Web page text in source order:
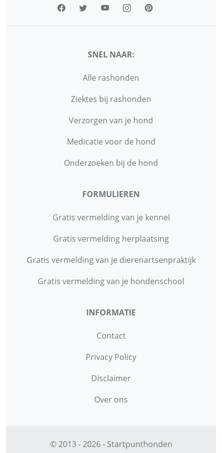
SNEL NAAR:
Alle rashonden
Ziektes bij rashonden
Verzorgen van je hond
Medicatie voor de hond
Onderzoeken bij de hond
FORMULIEREN
Gratis vermelding van je kennel
Gratis vermelding herplaatsing
Gratis vermelding van je dierenartsenpraktijk
Gratis vermelding van je hondenschool
INFORMATIE
Contact
Privacy Policy
Disclaimer
Over ons
© 2013 - 2026 - Startpunthonden